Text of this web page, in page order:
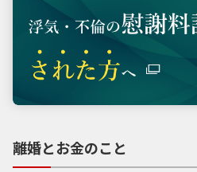
離婚とお金のこと